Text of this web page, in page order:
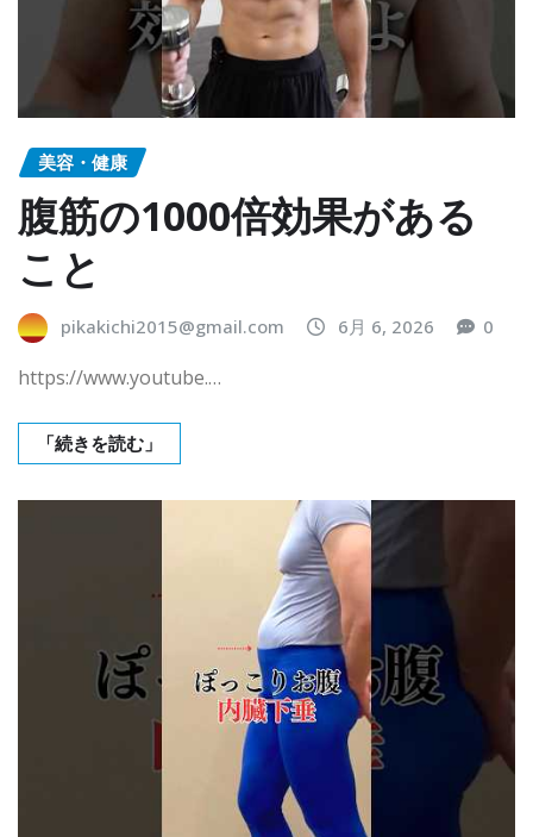
美容・健康
腹筋の1000倍効果がある
こと
pikakichi2015@gmail.com 6月 6, 2026 0
https://www.youtube.…
「続きを読む」